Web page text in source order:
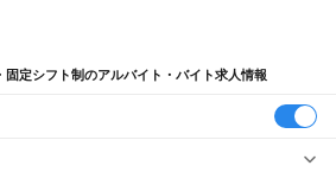
定シフト制のアルバイト・バイト求人情報